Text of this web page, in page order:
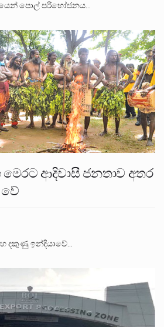
පොල් පරිභෝජනය…
ආදිවාසී ජනතාව අතර
දකුණු ඉන්දියාවේ…